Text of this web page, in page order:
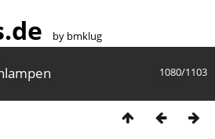
by bmklug
1080/1103